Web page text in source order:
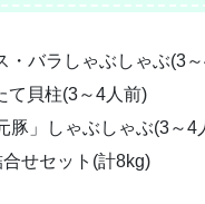
バラしゃぶしゃぶ(3～
貝柱(3～4人前)
」しゃぶしゃぶ(3～4
せセット(計8kg)